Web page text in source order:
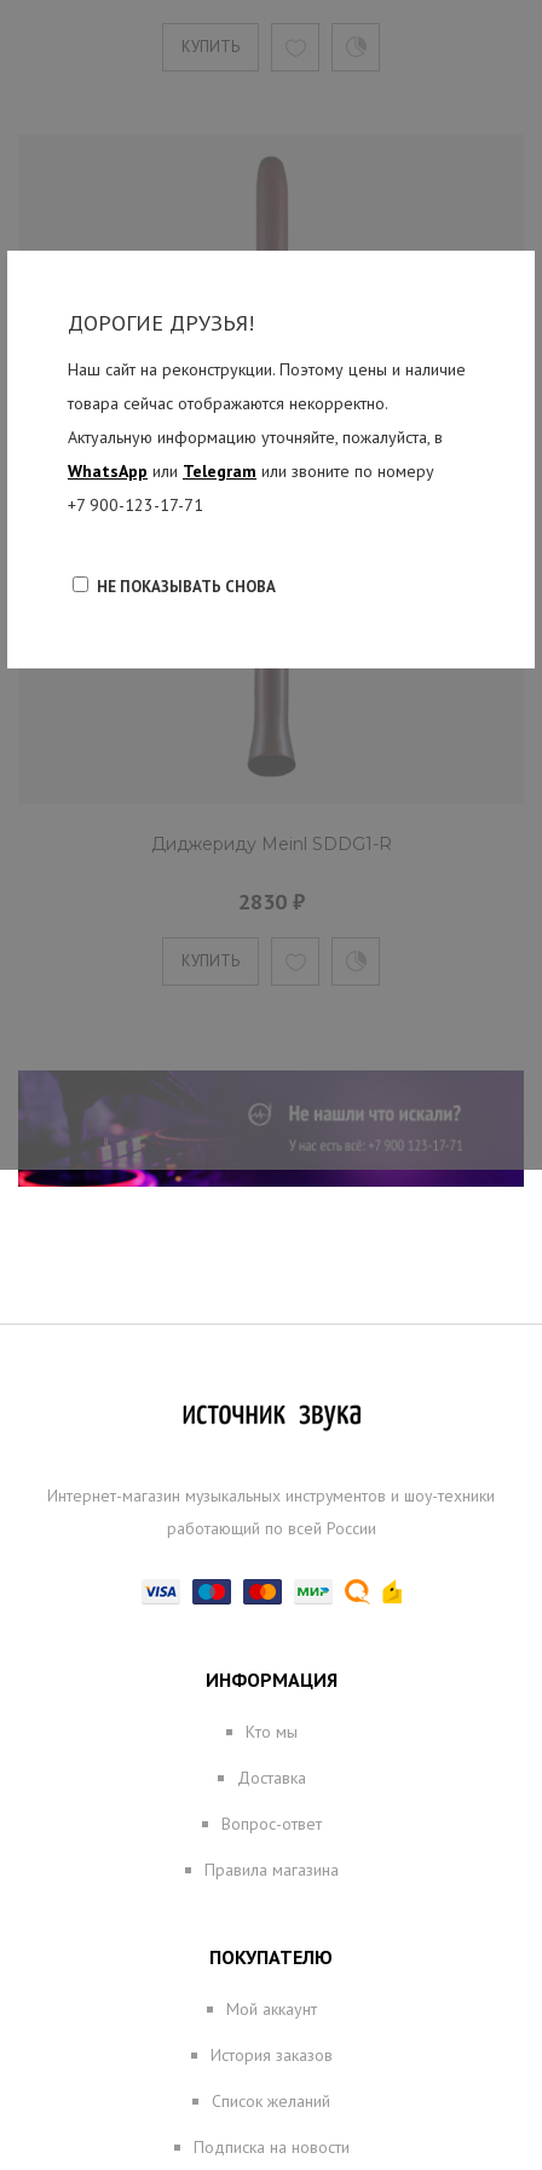
ДОРОГИЕ ДРУЗЬЯ!
Наш сайт на реконструкции. Поэтому цены и наличие
товара сейчас отображаются некорректно.
Актуальную информацию уточняйте, пожалуйста, в
WhatsApp или Telegram или звоните по номеру
+7 900-123-17-71
НЕ ПОКАЗЫВАТЬ СНОВА
КУПИТЬ
Диджериду Meinl SDDG1-R
2830 ₽
КУПИТЬ
Интернет-магазин музыкальных инструментов и шоу-техники
работающий по всей России
ИНФОРМАЦИЯ
Кто мы
Доставка
Вопрос-ответ
Правила магазина
ПОКУПАТЕЛЮ
Мой аккаунт
История заказов
Список желаний
Подписка на новости